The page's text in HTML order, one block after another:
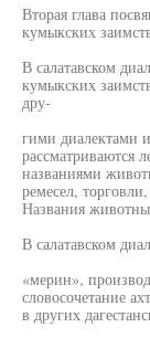
Вторая глава
кумыкских
В салатавском
кумыкских
дру-
гими диалектами
рассматриваются
названиями
ремесел,
Названия
В салатавском
«мерин»,
словосочетание
в других